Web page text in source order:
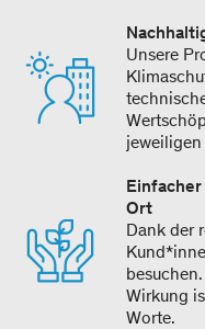
Unsere
Ort
Dank der
Wirkung
Worte.